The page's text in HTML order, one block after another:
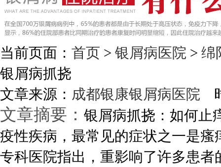
当前页面： 首页 > 银屑病医院 > 绵
银屑病抓挠
文章来源： 成都银康银屑病医院
文章摘要： 银屑病抓挠：如何止
疫性疾病，最常见的症状之一是
专科医院指出，重影响了许多患